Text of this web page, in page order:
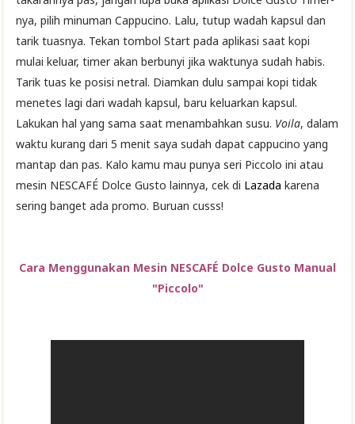
nya, pilih minuman Cappucino. Lalu, tutup wadah kapsul dan
tarik tuasnya. Tekan tombol Start pada aplikasi saat kopi
mulai keluar, timer akan berbunyi jika waktunya sudah habis.
Tarik tuas ke posisi netral. Diamkan dulu sampai kopi tidak
menetes lagi dari wadah kapsul, baru keluarkan kapsul.
Lakukan hal yang sama saat menambahkan susu. Voila, dalam
waktu kurang dari 5 menit saya sudah dapat cappucino yang
mantap dan pas. Kalo kamu mau punya seri Piccolo ini atau
mesin NESCAFÉ Dolce Gusto lainnya, cek di Lazada karena
sering banget ada promo. Buruan cusss!
Cara Menggunakan Mesin NESCAFÉ Dolce Gusto Manual
"Piccolo"